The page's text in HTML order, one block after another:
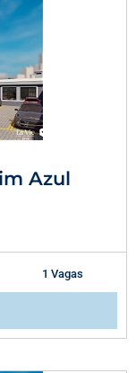
Azul
1 Vagas